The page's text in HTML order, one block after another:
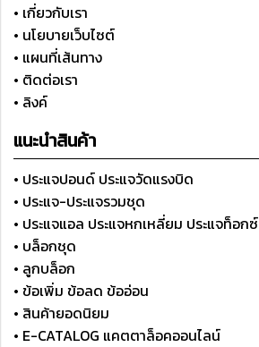
• เกี่ยวกับเรา
• นโยบายเว็บไซต์
• แผนที่เส้นทาง
• ติดต่อเรา
• ลิงค์
แนะนำสินค้า
• ประแจปอนด์ ประแจวัดแรงบิด
• ประแจ-ประแจรวมชุด
• ประแจแอล ประแจหกเหลี่ยม ประแจท็อกซ์
• บล็อกชุด
• ลูกบล็อก
• ข้อเพิ่ม ข้อลด ข้ออ่อน
• สินค้ายอดนิยม
• E-CATALOG แคตตาล็อคออนไลน์